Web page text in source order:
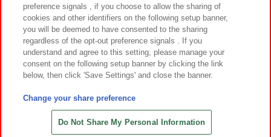
©Bandai Namco Amusement Inc.
©Bandai Namco Amusement Lab Inc.
©HANAYASHIKI Co., Ltd. All Rights Reserved.
preference signals , if you choose to allow the sharing of
cookies and other identifiers on the following setup banner,
you will be deemed to have consented to the sharing
regardless of the opt-out preference signals . If you
understand and agree to this setting, please manage your
consent on the following setup banner by clicking the link
below, then click 'Save Settings' and close the banner.
Change your share preference
Do Not Share My Personal Information